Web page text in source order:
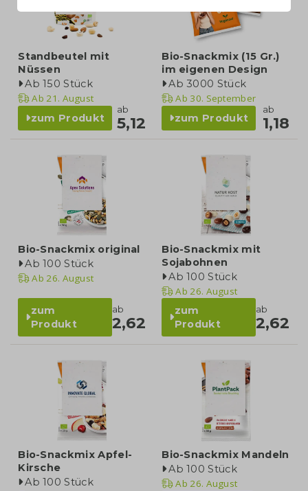
Standbeutel mit
Nüssen
Ab 150 Stück
Ab 21. August
zum Produkt
ab
5,12
Bio-Snackmix (15 Gr.)
im eigenen Design
Ab 3000 Stück
Ab 30. September
zum Produkt
ab
1,18
Bio-Snackmix original
Ab 100 Stück
Ab 26. August
zum
Produkt
ab
2,62
Bio-Snackmix mit
Sojabohnen
Ab 100 Stück
Ab 26. August
zum
Produkt
ab
2,62
Bio-Snackmix Apfel-
Kirsche
Ab 100 Stück
Bio-Snackmix Mandeln
Ab 100 Stück
Ab 26. August